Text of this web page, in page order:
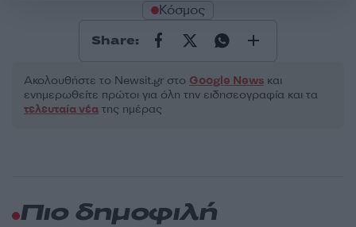
Κόσμος
Share:
Ακολουθήστε το Νewsit.gr στο Google News και
ενημερωθείτε πρώτοι για όλη την ειδησεογραφία και τα
τελευταία νέα της ημέρας
Πιο δημοφιλή